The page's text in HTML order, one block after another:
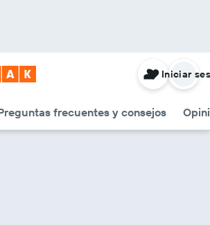
frecuentes y consejos
Iniciar